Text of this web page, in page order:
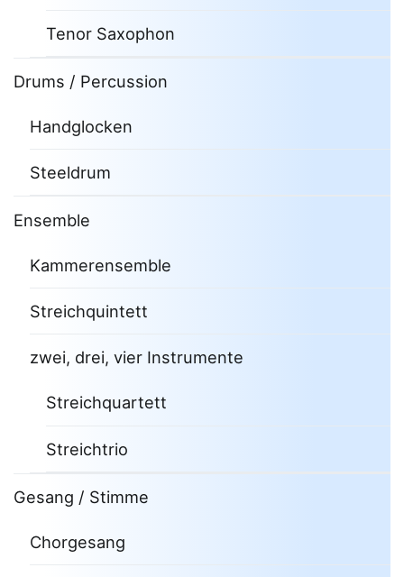
Tenor Saxophon
Drums / Percussion
Handglocken
Steeldrum
Ensemble
Kammerensemble
Streichquintett
zwei, drei, vier Instrumente
Streichquartett
Streichtrio
Gesang / Stimme
Chorgesang